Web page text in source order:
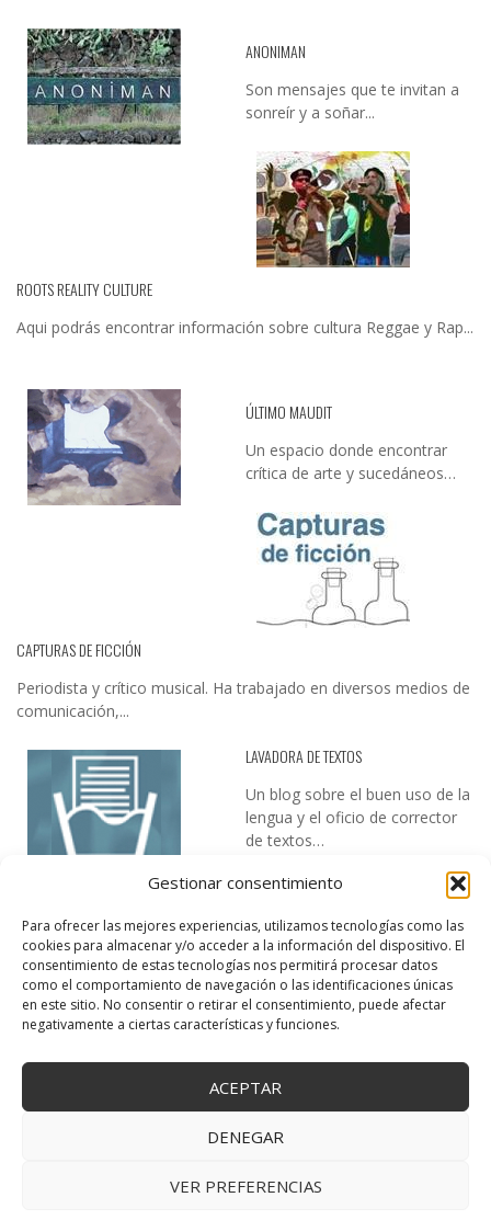
Gestionar consentimiento
Para ofrecer las mejores experiencias, utilizamos tecnologías como las
cookies para almacenar y/o acceder a la información del dispositivo. El
consentimiento de estas tecnologías nos permitirá procesar datos
como el comportamiento de navegación o las identificaciones únicas
en este sitio. No consentir o retirar el consentimiento, puede afectar
negativamente a ciertas características y funciones.
ACEPTAR
DENEGAR
VER PREFERENCIAS
ANONIMAN
Son mensajes que te invitan a
sonreír y a soñar...
ROOTS REALITY CULTURE
Aqui podrás encontrar información sobre cultura Reggae y Rap...
ÚLTIMO MAUDIT
Un espacio donde encontrar
crítica de arte y sucedáneos…
CAPTURAS DE FICCIÓN
Periodista y crítico musical. Ha trabajado en diversos medios de
comunicación,...
LAVADORA DE TEXTOS
Un blog sobre el buen uso de la
lengua y el oficio de corrector
de textos…
DESIREE MARTÍN